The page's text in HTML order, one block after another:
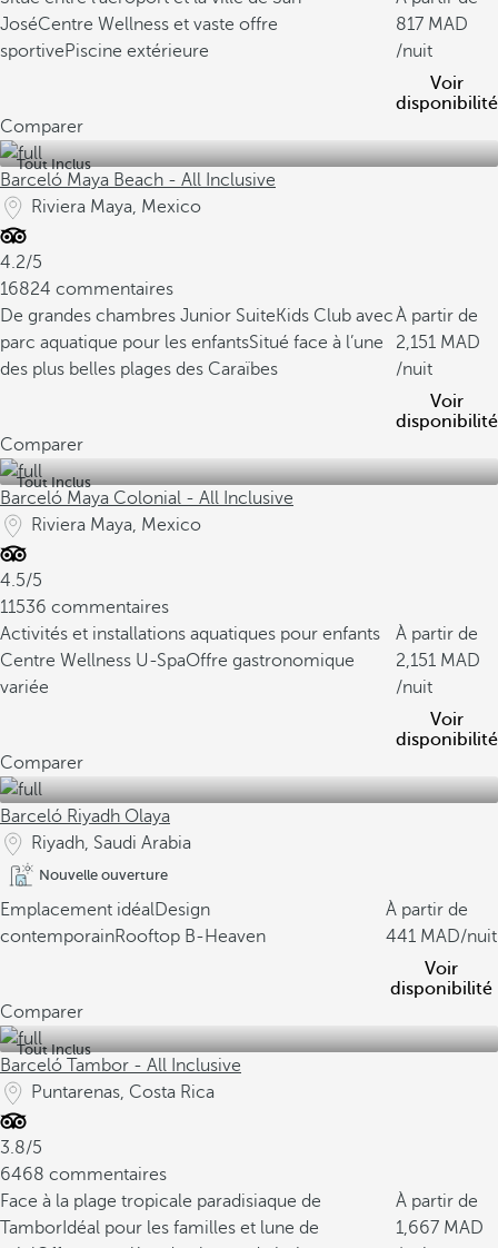
JoséCentre Wellness et vaste offre
sportivePiscine extérieure
817
/nuit
Voir
disponibilité
Comparer
Tout Inclus
Barceló Maya Beach - All Inclusive
Riviera Maya, Mexico
4.2/5
16824 commentaires
De grandes chambres Junior SuiteKids Club avec
parc aquatique pour les enfantsSitué face à l’une
des plus belles plages des Caraïbes
À partir de
2,151
/nuit
Voir
disponibilité
Comparer
Tout Inclus
Barceló Maya Colonial - All Inclusive
Riviera Maya, Mexico
4.5/5
11536 commentaires
Activités et installations aquatiques pour enfants
Centre Wellness U-SpaOffre gastronomique
variée
À partir de
2,151
/nuit
Voir
disponibilité
Comparer
Barceló Riyadh Olaya
Riyadh, Saudi Arabia
Nouvelle ouverture
Emplacement idéalDesign
contemporainRooftop B-Heaven
À partir de
441
/nuit
Voir
disponibilité
Comparer
Tout Inclus
Barceló Tambor - All Inclusive
Puntarenas, Costa Rica
3.8/5
6468 commentaires
Face à la plage tropicale paradisiaque de
Tambor Idéal pour les familles et lune de
À partir de
1,667